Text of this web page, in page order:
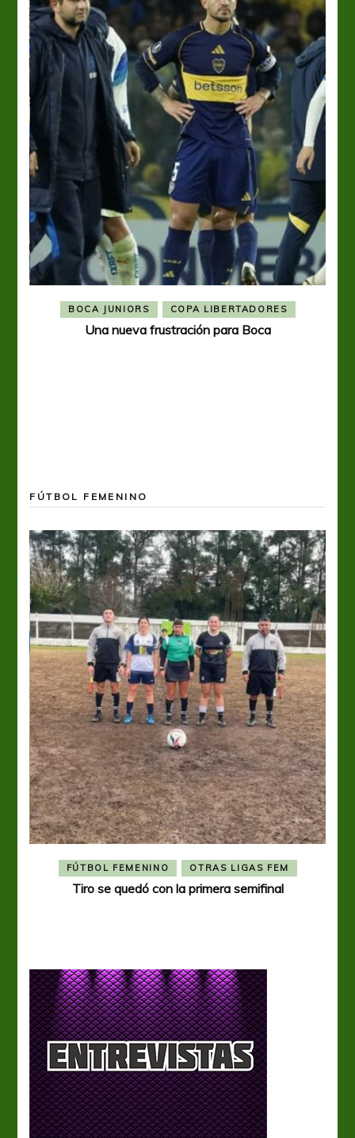
BOCA JUNIORS COPA LIBERTADORES
Una nueva frustración para Boca
FÚTBOL FEMENINO
FÚTBOL FEMENINO OTRAS LIGAS FEM
Tiro se quedó con la primera semifinal